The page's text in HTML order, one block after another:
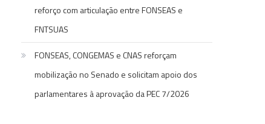
reforço com articulação entre FONSEAS e
FNTSUAS
FONSEAS, CONGEMAS e CNAS reforçam
mobilização no Senado e solicitam apoio dos
parlamentares à aprovação da PEC 7/2026